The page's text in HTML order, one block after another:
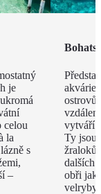
je
celou
la
s
–
ostrovů
vytváří
Ty jsou
dalších
obři
velryby.